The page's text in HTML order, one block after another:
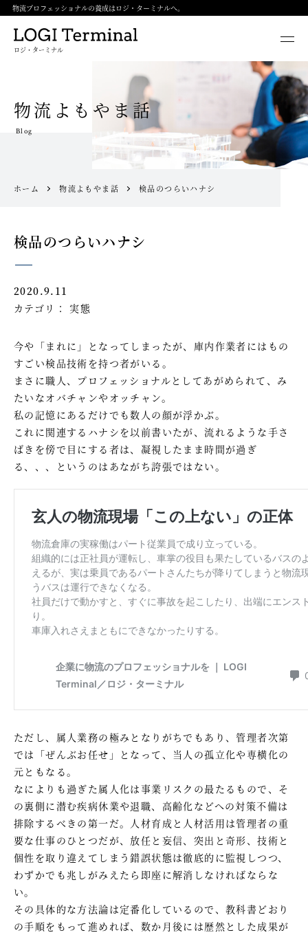
物流プロフェッショナルの養成はロジ・ターミナルへ。
ロジ・ターミナル
物流よもやま話
Blog
ホーム 物流よもやま話 検品のつらいハナシ
検品のつらいハナシ
2020.9.11
カテゴリ： 実態
今や「まれに」となってしまったが、庫内作業者にはもの
すごい検品技術を持つ者がいる。
まさに職人、プロフェッショナルとしてあがめられて、み
たいなオバチャンやオッチャン。
私の記憶にあるだけでも数人の顔が浮かぶ。
これに関連するハナシを以前書いたが、流れるような手さ
ばきを傍で目にする者は、凝視したまま時間が過ぎ
る、、、というのはあながち誇張ではない。
ただし、属人業務の極みとなりがちでもあり、管理者次第
では「ぜんぶお任せ」となって、当人の孤立化や専横化の
元ともなる。
なによりも過ぎた属人化は事業リスクの最たるもので、そ
の裏側に潜む疾病休業や退職、高齢化などへの対策不備は
排除するべきの第一だ。人材育成と人材活用は管理者の重
要な仕事のひとつだが、放任と妄信、突出と奇形、技術と
個性を取り違えてしまう錯誤状態は徹底的に監視しつつ、
わずかでも兆しがみえたら即座に解消しなければならな
い。
その具体的な方法論は定番化しているので、教科書どおり
の手順をもって進めれば、数か月後には歴然とした成果が